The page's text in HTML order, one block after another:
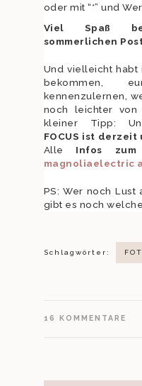
oder mit “*” und
Viel Spaß
sommerlichen
Und vielleicht habt
bekommen,
kennenzulernen,
noch leichter
kleiner Tipp:
FOCUS ist
Alle Infos zum
magnoliaelectric
PS: Wer noch
gibt es noch
Schlagwörter:
16 KOMMENTARE